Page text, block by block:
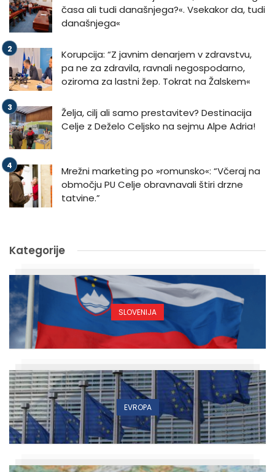
časa ali tudi današnjega?«. Vsekakor da, tudi
današnjega«
Korupcija: “Z javnim denarjem v zdravstvu,
pa ne za zdravila, ravnali negospodarno,
oziroma za lastni žep. Tokrat na Žalskem«
Želja, cilj ali samo prestavitev? Destinacija
Celje z Deželo Celjsko na sejmu Alpe Adria!
Mrežni marketing po »romunsko«: “Včeraj na
območju PU Celje obravnavali štiri drzne
tatvine.”
Kategorije
SLOVENIJA
EVROPA